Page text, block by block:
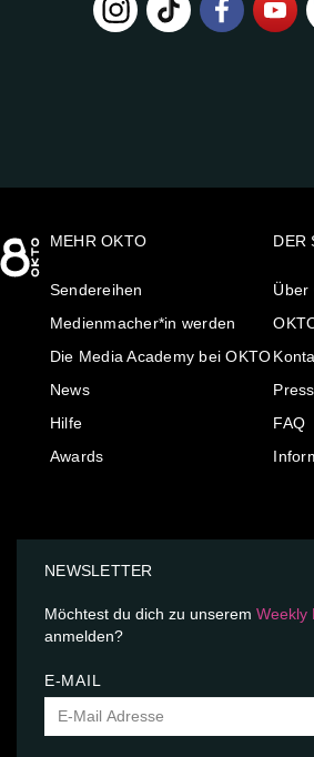
MEHR OKTO
Sendereihen
Medienmacher*in werden
Die Media Academy bei OKTO
News
Hilfe
Awards
DER
Über
FAQ
NEWSLETTER
Möchtest du dich zu unserem Weekly
anmelden?
E-MAIL